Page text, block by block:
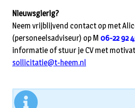
Nieuwsgierig?
Neem vrijblijvend contact op met
(personeelsadviseur) op M 06-22 92
informatie of stuur je CV met
sollicitatie@t-heem.nl